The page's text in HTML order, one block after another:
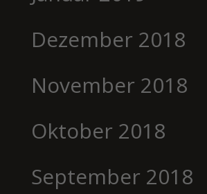
Dezember 2018
November 2018
Oktober 2018
September 2018